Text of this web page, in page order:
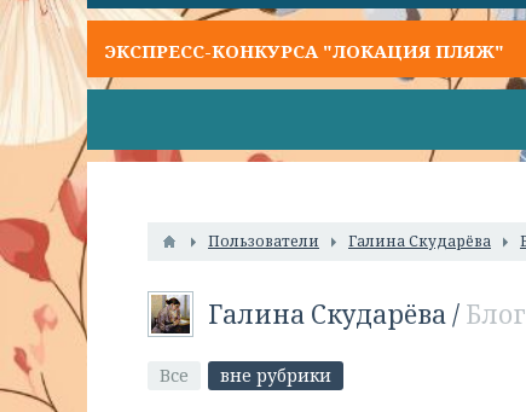
ЭКСПРЕСС-КОНКУРСА "ЛОКАЦИЯ ПЛЯЖ"
Пользователи Галина Скударёва
Галина Скударёва/ Блог
Все вне рубрики